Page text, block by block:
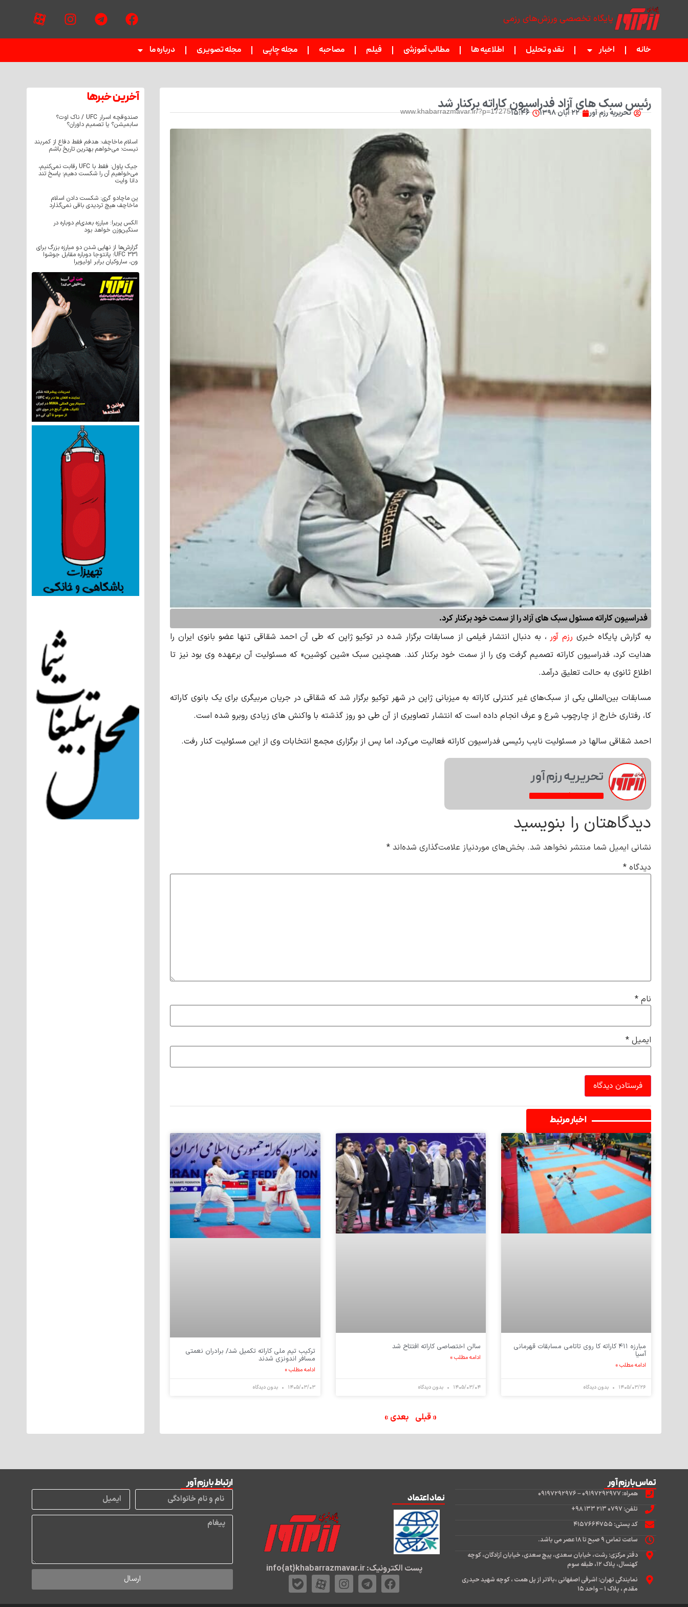
پایگاه تخصصی ورزش‌های رزمی
خانه اخبار نقد و تحلیل اطلاعیه ها مطالب آموزشی فیلم مصاحبه مجله چاپی مجله تصویری درباره ما
رئیس سبک های آزاد فدراسیون کاراته برکنار شد
تحریریه رزم آور ۲۲ آبان ۱۳۹۸ ۱۵:۴۶www.khabarrazmavar.ir/?p=17275
فدراسیون کاراته مسئول سبک های آزاد را از سمت خود برکنار کرد.
به گزارش پایگاه خبری رزم آور ، به دنبال انتشار فیلمی از مسابقات برگزار شده در توکیو ژاپن که طی آن احمد شقاقی تنها عضو بانوی ایران را
هدایت کرد، فدراسیون کاراته تصمیم گرفت وی را از سمت خود برکنار کند. همچنین سبک «شین کوشین» که مسئولیت آن برعهده وی بود نیز تا
اطلاع ثانوی به حالت تعلیق درآمد.
مسابقات بین‌المللی یکی از سبک‌های غیر کنترلی کاراته به میزبانی ژاپن در شهر توکیو برگزار شد که شقاقی در جریان مربیگری برای یک بانوی کاراته
کا، رفتاری خارج از چارچوب شرع و عرف انجام داده است که انتشار تصاویری از آن طی دو روز گذشته با واکنش های زیادی روبرو شده است.
احمد شقاقی سالها در مسئولیت نایب رئیسی فدراسیون کاراته فعالیت می‌کرد، اما پس از برگزاری مجمع انتخابات وی از این مسئولیت کنار رفت.
تحریریه رزم آور
مشاهده همه فعالیت‌های خبری
دیدگاهتان را بنویسید
نشانی ایمیل شما منتشر نخواهد شد. بخش‌های موردنیاز علامت‌گذاری شده‌اند *
دیدگاه *
نام *
ایمیل *
اخبار مرتبط
مبارزه ۴۱۱ کاراته کا روی تاتامی مسابقات قهرمانی
آسیا
ادامه مطلب »
۱۴۰۵/۰۳/۲۶ بدون دیدگاه
سالن اختصاصی کاراته افتتاح شد
ادامه مطلب »
۱۴۰۵/۰۳/۰۴ بدون دیدگاه
ترکیب تیم ملی کاراته تکمیل شد/ برادران نعمتی
مسافر اندونزی شدند
ادامه مطلب »
۱۴۰۵/۰۳/۰۳ بدون دیدگاه
« قبلی بعدی »
آخرین خبر‌‌ها
صندوقچه اسرار UFC / ناک اوت؟
سابمیشن؟ یا تصمیم داوران؟
اسلام ماخاچف: هدفم فقط دفاع از کمربند
نیست؛ می‌خواهم بهترین تاریخ باشم
جیک پاول: فقط با UFC رقابت نمی‌کنیم،
می‌خواهیم آن را شکست دهیم؛ پاسخ تند
دانا وایت
ین ماچادو گری: شکست دادن اسلام
ماخاچف هیچ تردیدی باقی نمی‌گذارد
الکس پریرا: مبارزه بعدی‌ام دوباره در
سنگین‌وزن خواهد بود
گزارش‌ها از نهایی شدن دو مبارزه بزرگ برای
UFC 331؛ پانتوجا دوباره مقابل جوشوا
ون، ساروکیان برابر اولیویرا
تماس‌با رزم آور
همراه: ۰۹۱۹۷۲۹۲۹۷۷ – ۰۹۱۹۷۲۹۲۹۷۶
تلفن: ۰۷۹۷ ۲۱۳ ۱۳۳ ۹۸+
کد پستی: ۴۱۵۷۶۶۴۷۵۵
ساعت تماس ۹ صبح تا ۱۸ عصر می باشد.
دفتر مرکزی: رشت، خیابان سعدی، پیچ سعدی، خیابان آزادگان، کوچه
کهنسال، پلاک ۱۲، طبقه سوم
نمایندگی تهران: اشرفی اصفهانی ،بالاتر از پل همت ، کوچه شهید حیدری
مقدم ، پلاک ۱ – واحد ۱۵
پست الکترونیک: info{at}khabarrazmavar.ir
نماد اعتماد
ارتباط با رزم آور
ارسال